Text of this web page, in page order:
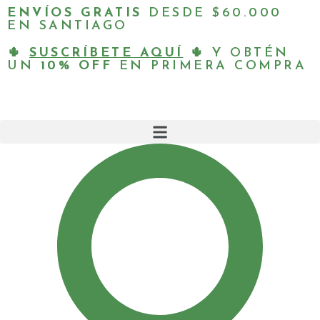
ENVÍOS GRATIS
DESDE $60.000
EN SANTIAGO
🌵 SUSCRÍBETE AQUÍ
🌵 Y OBTÉN
UN 10% OFF EN PRIMERA COMPRA